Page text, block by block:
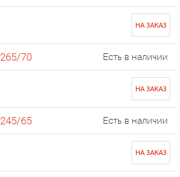
НА ЗАКАЗ
265/70 Есть в наличии
НА ЗАКАЗ
245/65 Есть в наличии
НА ЗАКАЗ